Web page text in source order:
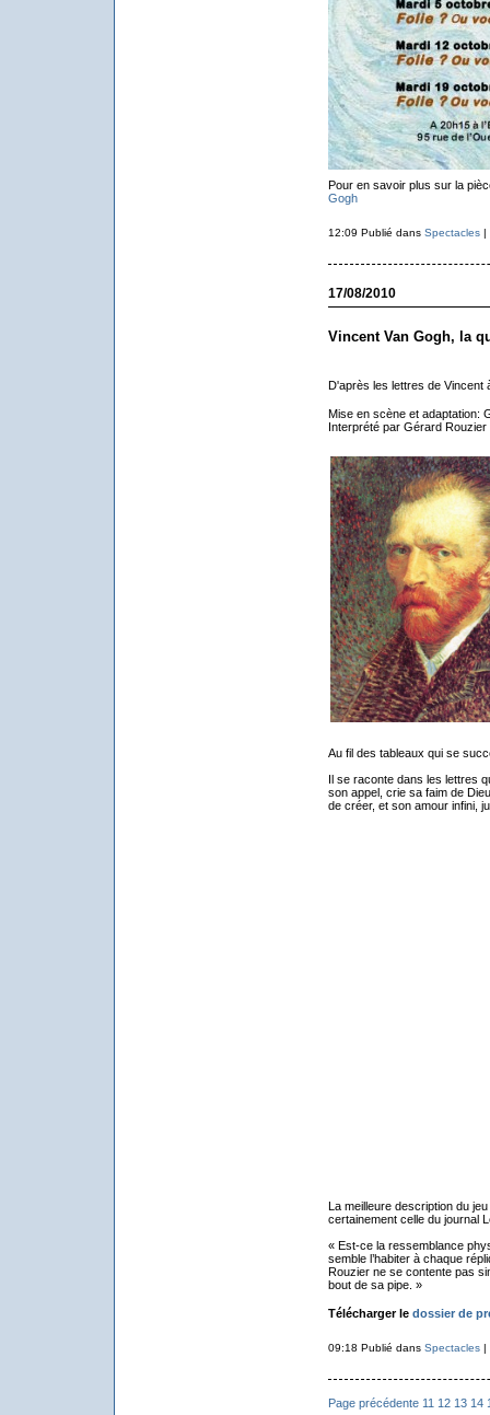
Pour en savoir plus sur la
Gogh
12:09 Publié dans Spectacles|
17/08/2010
Vincent Van Gogh, la
D'après les lettres de Vincent
Mise en scène et adaptation:
Interprété par Gérard Rouzier
Au fil des tableaux qui se
Il se raconte dans les lettres
son appel, crie sa faim de
de créer, et son amour infini,
La meilleure description du
certainement celle du journal
« Est-ce la ressemblance
semble l’habiter à chaque
Rouzier ne se contente pas
bout de sa pipe. »
Télécharger le dossier de
09:18 Publié dans Spectacles|
Page précédente 11 12 13 14